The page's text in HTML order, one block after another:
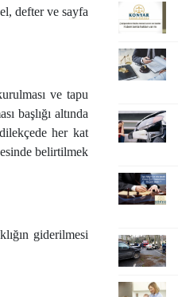
defter ve sayfa
ve tapu
başlığı altında
her kat
belirtilmek
giderilmesi